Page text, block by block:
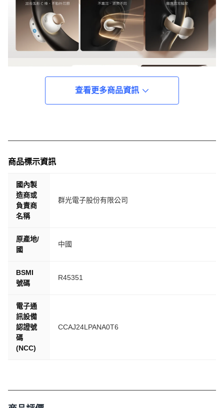
查看更多商品資訊
商品標示資訊
國內製
造商或
負責商
名稱
群光電子股份有限公司
原產地/
國
中國
BSMI
號碼
R45351
電子通
訊設備
認證號
碼
(NCC)
CCAJ24LPANA0T6